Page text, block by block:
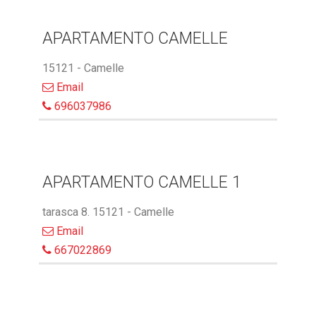
APARTAMENTO CAMELLE
15121 - Camelle
Email
696037986
APARTAMENTO CAMELLE 1
tarasca 8. 15121 - Camelle
Email
667022869